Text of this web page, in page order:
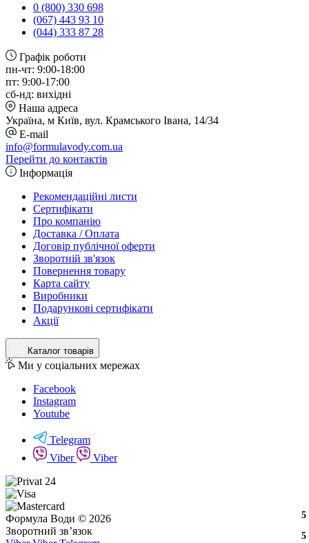
3
3
2
2
3
3
5
5
0 (800) 330 698
(067) 443 93 10
(044) 333 87 28
Графік роботи
пн-чт: 9:00-18:00
пт: 9:00-17:00
сб-нд: вихідні
Наша адреса
Україна, м Київ, вул. Крамського Івана, 14/34
E-mail
info@formulavody.com.ua
Перейти до контактів
Інформація
Рекомендаційні листи
Сертифікати
Про компанію
Доставка / Оплата
Договір публічної оферти
Зворотній зв'язок
Повернення товару
Карта сайту
Виробники
Подарункові сертифікати
Акції
Каталог товарів
Ми у соціальних мережах
Facebook
Instagram
Youtube
Telegram
Viber
Viber
Формула Води © 2026
Зворотний зв’язок